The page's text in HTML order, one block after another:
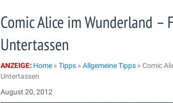
Comic Alice im Wunderland –
Untertassen
ANZEIGE: Home » Tipps » Allgemeine Tipps » Comic
Untertassen
August 20, 2012